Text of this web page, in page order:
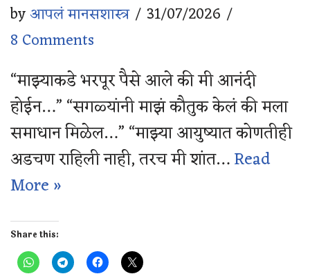
byआपलं मानसशास्त्र
31/07/2026
8 Comments
“माझ्याकडे भरपूर पैसे आले की मी आनंदी
होईन…” “सगळ्यांनी माझं कौतुक केलं की मला
समाधान मिळेल…” “माझ्या आयुष्यात कोणतीही
अडचण राहिली नाही, तरच मी शांत…Read
More »
Share this: